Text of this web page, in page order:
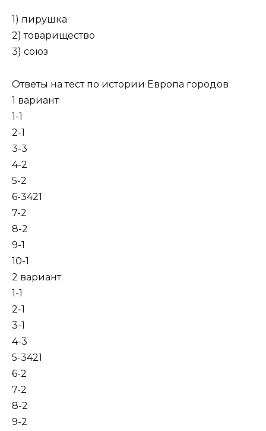
1) пирушка
2) товарищество
3) союз
Ответы на тест по истории Европа городов
1 вариант
1-1
2-1
3-3
4-2
5-2
6-3421
7-2
8-2
9-1
10-1
2 вариант
1-1
2-1
3-1
4-3
5-3421
6-2
7-2
8-2
9-2